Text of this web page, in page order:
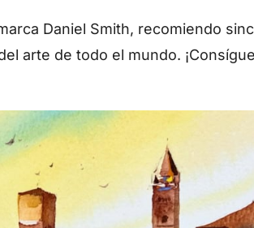
Daniel Smith, recomiendo
arte de todo el mundo.